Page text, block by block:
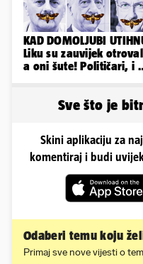
KAD DOMOLJUBI
Liku su zauvijek
a oni šute! Političari, i
Sve što je
Skini aplikaciju za
komentiraj i budi
Odaberi temu koju
Primaj sve nove vijesti o